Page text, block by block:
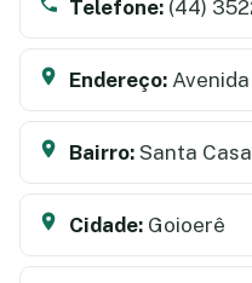
Telefone: (44)
Endereço:
Bairro: Santa Casa
Cidade: Goioerê